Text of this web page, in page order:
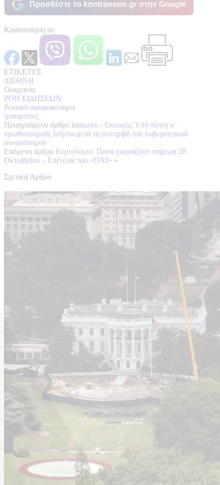
Προσθέστε το kontranews.gr στην Google
Κοινοποίηση σε
ΕΤΙΚΕΤΕΣ
ΔΙΕΘΝΗ
Ουκρανία
ΡΟΗ ΕΙΔΗΣΕΩΝ
Ρωσικό σφυροκόπημα
τραυματίες
Προηγούμενο άρθρο Ιαπωνία – Εκλογές: Υπό πίεση ο
πρωθυπουργός Ισίμπα μετά τη συντριβή του κυβερνητικού
συνασπισμού
Επόμενο άρθρο Εορτολόγιο: Ποιοι γιορτάζουν σήμερα 28
Οκτωβρίου – Επέτειος του «ΟΧΙ» »
Σχετικά Άρθρα